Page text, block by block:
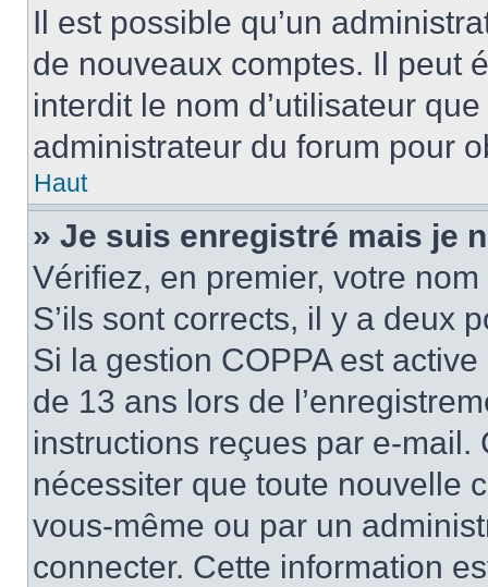
Il est possible qu’un
de nouveaux comptes. Il peut
interdit le nom d’utilisateur
administrateur du forum pour
Haut
» Je suis enregistré mais je
Vérifiez, en premier, votre
S’ils sont corrects, il y a deux
Si la gestion COPPA est
de 13 ans lors de
instructions reçues par e-
nécessiter que toute nouvelle
vous-même ou par un
connecter. Cette information